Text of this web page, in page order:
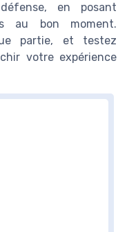
en posant
au bon moment.
partie, et testez
votre expérience